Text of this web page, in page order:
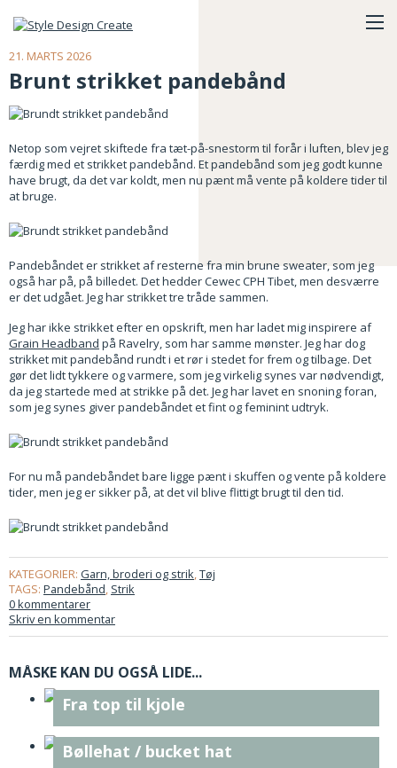
21. MARTS 2026
Brunt strikket pandebånd
Netop som vejret skiftede fra tæt-på-snestorm til forår i luften, blev jeg
færdig med et strikket pandebånd. Et pandebånd som jeg godt kunne
have brugt, da det var koldt, men nu pænt må vente på koldere tider til
at bruge.
Pandebåndet er strikket af resterne fra min brune sweater, som jeg
også har på, på billedet. Det hedder Cewec CPH Tibet, men desværre
er det udgået. Jeg har strikket tre tråde sammen.
Jeg har ikke strikket efter en opskrift, men har ladet mig inspirere af
Grain Headband på Ravelry, som har samme mønster. Jeg har dog
strikket mit pandebånd rundt i et rør i stedet for frem og tilbage. Det
gør det lidt tykkere og varmere, som jeg virkelig synes var nødvendigt,
da jeg startede med at strikke på det. Jeg har lavet en snoning foran,
som jeg synes giver pandebåndet et fint og feminint udtryk.
For nu må pandebåndet bare ligge pænt i skuffen og vente på koldere
tider, men jeg er sikker på, at det vil blive flittigt brugt til den tid.
KATEGORIER: Garn, broderi og strik,Tøj
TAGS: Pandebånd, Strik
0 kommentarer
Skriv en kommentar
MÅSKE KAN DU OGSÅ LIDE...
Fra top til kjole
Bøllehat / bucket hat